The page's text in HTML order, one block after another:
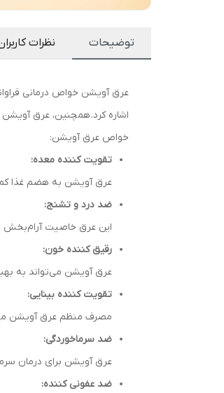
توضیحات نظرات
عرق آویشن خواص درمانی
اشاره کرد. همچنین، عرق
خواص عرق آویشن:
تقویت کننده معده:
عرق آویشن به هضم غذا
ضد درد و تشنج:
این عرق خاصیت آرام‌بخش
رقیق کننده خون:
عرق آویشن می‌تواند به
تقویت کننده بینایی:
مصرف منظم عرق آویشن
ضد سرماخوردگی:
عرق آویشن برای درمان
ضد عفونی کننده: